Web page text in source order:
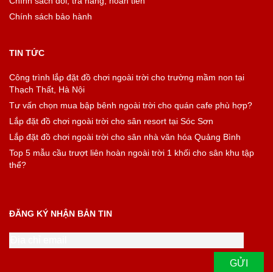
Chính sách bảo hành
TIN TỨC
Công trình lắp đặt đồ chơi ngoài trời cho trường mầm non tại
Thạch Thất, Hà Nội
Tư vấn chọn mua bập bênh ngoài trời cho quán cafe phù hợp?
Lắp đặt đồ chơi ngoài trời cho sân resort tại Sóc Sơn
Lắp đặt đồ chơi ngoài trời cho sân nhà văn hóa Quảng Bình
Top 5 mẫu cầu trượt liên hoàn ngoài trời 1 khối cho sân khu tập
thể?
ĐĂNG KÝ NHẬN BẢN TIN